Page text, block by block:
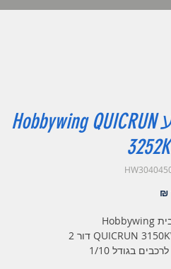
מנוע Hobbywing QUICRUN
מנוע מבית Hobbywing
בגודל 1/10